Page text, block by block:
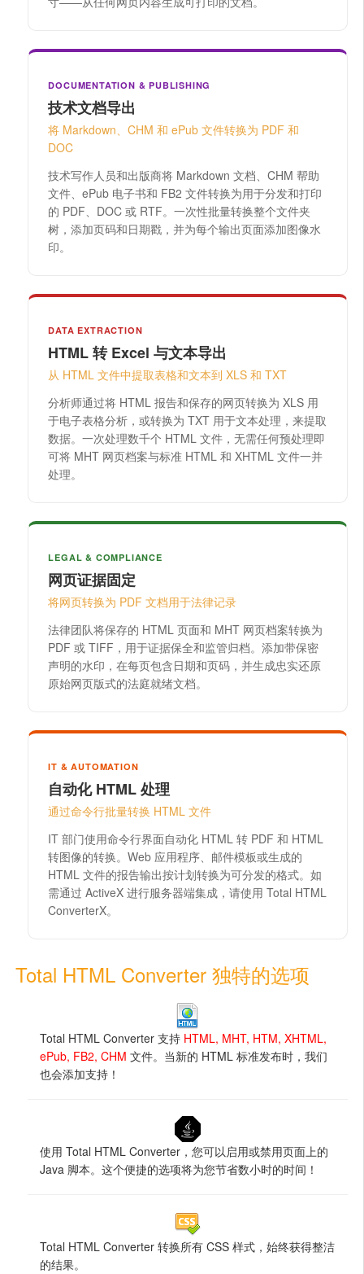
DOCUMENTATION & PUBLISHING
技术文档导出
将 Markdown、CHM 和 ePub 文件转换为 PDF 和
DOC
技术写作人员和出版商将 Markdown 文档、CHM 帮助
文件、ePub 电子书和 FB2 文件转换为用于分发和打印
的 PDF、DOC 或 RTF。一次性批量转换整个文件夹
树，添加页码和日期戳，并为每个输出页面添加图像水
印。
DATA EXTRACTION
HTML 转 Excel 与文本导出
从 HTML 文件中提取表格和文本到 XLS 和 TXT
分析师通过将 HTML 报告和保存的网页转换为 XLS 用
于电子表格分析，或转换为 TXT 用于文本处理，来提取
数据。一次处理数千个 HTML 文件，无需任何预处理即
可将 MHT 网页档案与标准 HTML 和 XHTML 文件一并
处理。
LEGAL & COMPLIANCE
网页证据固定
将网页转换为 PDF 文档用于法律记录
法律团队将保存的 HTML 页面和 MHT 网页档案转换为
PDF 或 TIFF，用于证据保全和监管归档。添加带保密
声明的水印，在每页包含日期和页码，并生成忠实还原
原始网页版式的法庭就绪文档。
IT & AUTOMATION
自动化 HTML 处理
通过命令行批量转换 HTML 文件
IT 部门使用命令行界面自动化 HTML 转 PDF 和 HTML
转图像的转换。Web 应用程序、邮件模板或生成的
HTML 文件的报告输出按计划转换为可分发的格式。如
需通过 ActiveX 进行服务器端集成，请使用 Total HTML
ConverterX。
Total HTML Converter 独特的选项
Total HTML Converter 支持 HTML, MHT, HTM, XHTML,
ePub, FB2, CHM 文件。当新的 HTML 标准发布时，我们
也会添加支持！
使用 Total HTML Converter，您可以启用或禁用页面上的
Java 脚本。这个便捷的选项将为您节省数小时的时间！
Total HTML Converter 转换所有 CSS 样式，始终获得整洁
的结果。